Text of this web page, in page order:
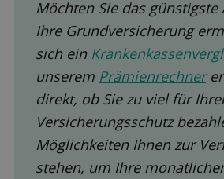
Möchten Sie das
Ihre Grundversicherung
sich ein
unserem Prämienrechner
direkt, ob Sie zu viel für
Versicherungsschutz
Möglichkeiten Ihnen zur
stehen, um Ihre